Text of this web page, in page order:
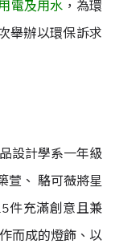
電及用水 ，為環
舉辦以環保訴求
設計學系一年級
萱、 駱可薇將星
件充滿創意且兼
而成的燈飾、以